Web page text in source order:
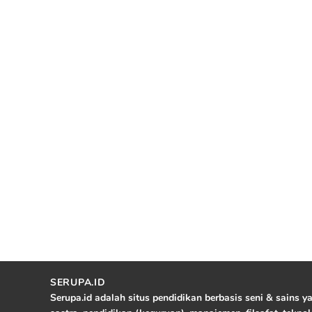
SERUPA.ID
Serupa.id adalah situs pendidikan berbasis seni & sains